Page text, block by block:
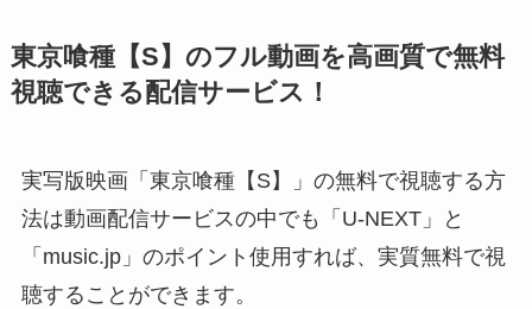
東京喰種【S】のフル動画を高画質で無料
視聴できる配信サービス！
実写版映画「東京喰種【S】」の無料で視聴する方
法は動画配信サービスの中でも「U-NEXT」と
「music.jp」のポイント使用すれば、実質無料で視
聴することができます。